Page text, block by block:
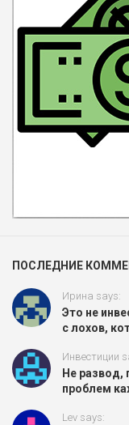
ПОСЛЕДНИЕ
Ирина says:
Это не
с лохов,
Инвестиции
Не развод,
проблем
Lev says: